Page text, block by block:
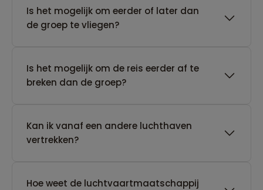
Is het mogelijk om eerder of later dan
de groep te vliegen?
Is het mogelijk om de reis eerder af te
breken dan de groep?
Kan ik vanaf een andere luchthaven
vertrekken?
Hoe weet de luchtvaartmaatschappij